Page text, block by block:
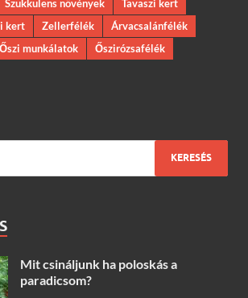
Szukkulens növények
Tavaszi kert
kert Zellerfélék
Árvacsalánfélék
Őszi munkálatok Őszirózsafélék
Mit csináljunk ha poloskás a
paradicsom?